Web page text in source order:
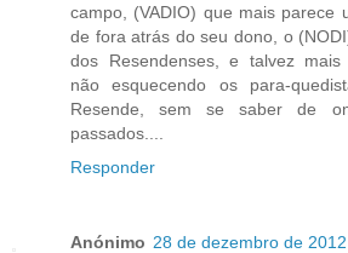
campo, (VADIO) que mais parece
de fora atrás do seu dono, o
dos Resendenses, e talvez mais
não esquecendo os para-
Resende, sem se saber de
passados....
Responder
Anónimo 28 de dezembro de